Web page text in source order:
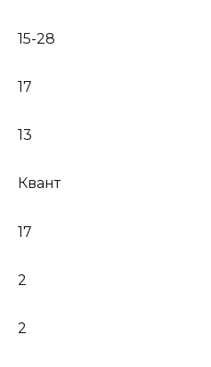
15-28
17
13
Квант
17
2
2